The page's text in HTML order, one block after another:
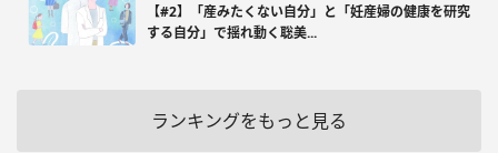
【#2】「産みたくない自分」と「妊産婦の健康を研究
する自分」で揺れ動く聡美...
ランキングをもっと見る